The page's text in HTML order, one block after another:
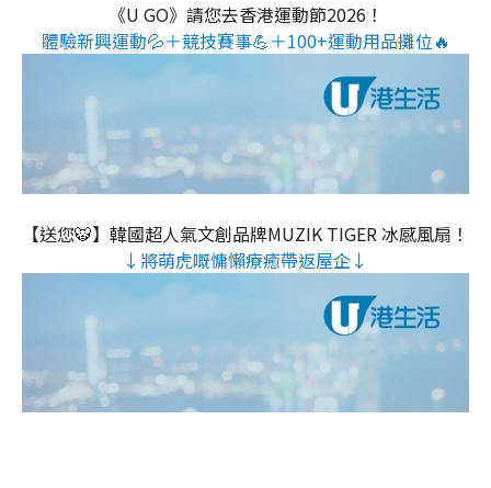
《U GO》請您去香港運動節2026！
體驗新興運動💦＋競技賽事💪＋100+運動用品攤位🔥
【送您🐯】韓國超人氣文創品牌MUZIK TIGER 冰感風扇！
↓將萌虎嘅慵懶療癒帶返屋企↓